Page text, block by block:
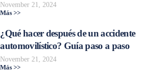
November 21, 2024
Más >>
¿Qué hacer después de un accidente
automovilístico? Guía paso a paso
November 21, 2024
Más >>